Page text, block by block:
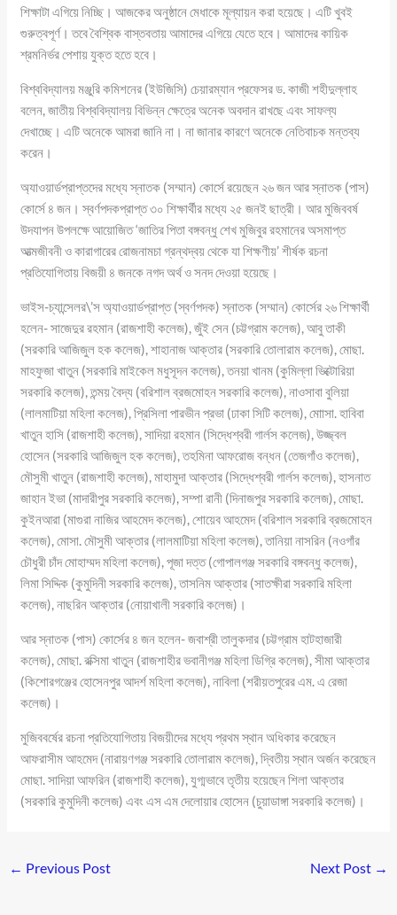
শিক্ষাটা এগিয়ে নিচ্ছি। আজকের অনুষ্ঠানে মেধাকে মূল্যায়ন করা হয়েছে। এটি খুবই
গুরুত্বপূর্ণ। তবে বৈশ্বিক বাস্তবতায় আমাদের এগিয়ে যেতে হবে। আমাদের কায়িক
শ্রমনির্ভর পেশায় যুক্ত হতে হবে।
বিশ্ববিদ্যালয় মঞ্জুরি কমিশনের (ইউজিসি) চেয়ারম্যান প্রফেসর ড. কাজী শহীদুল্লাহ
বলেন, জাতীয় বিশ্ববিদ্যালয় বিভিন্ন ক্ষেত্রে অনেক অবদান রাখছে এবং সাফল্য
দেখাচ্ছে। এটি অনেকে আমরা জানি না। না জানার কারণে অনেকে নেতিবাচক মন্তব্য
করেন।
অ্যাওয়ার্ডপ্রাপ্তদের মধ্যে স্নাতক (সম্মান) কোর্সে রয়েছেন ২৬ জন আর স্নাতক (পাস)
কোর্সে ৪ জন। স্বর্ণপদকপ্রাপ্ত ৩০ শিক্ষার্থীর মধ্যে ২৫ জনই ছাত্রী। আর মুজিববর্ষ
উদযাপন উপলক্ষে আয়োজিত ‘জাতির পিতা বঙ্গবন্ধু শেখ মুজিবুর রহমানের অসমাপ্ত
আত্মজীবনী ও কারাগারের রোজনামচা গ্রন্থদ্বয় থেকে যা শিক্ষণীয়’ শীর্ষক রচনা
প্রতিযোগিতায় বিজয়ী ৪ জনকে নগদ অর্থ ও সনদ দেওয়া হয়েছে।
ভাইস-চ্যান্সেলর\’স অ্যাওয়ার্ডপ্রাপ্ত (স্বর্ণপদক) স্নাতক (সম্মান) কোর্সের ২৬ শিক্ষার্থী
হলেন- সাজেদুর রহমান (রাজশাহী কলেজ), জুঁই সেন (চট্টগ্রাম কলেজ), আবু তাকী
(সরকারি আজিজুল হক কলেজ), শাহানাজ আক্তার (সরকারি তোলারাম কলেজ), মোছা.
মাহফুজা খাতুন (সরকারি মাইকেল মধুসূদন কলেজ), তনয়া খানম (কুমিল্লা ভিক্টোরিয়া
সরকারি কলেজ), তন্ময় বৈদ্য (বরিশাল ব্রজমোহন সরকারি কলেজ), নাওসাবা বুলিয়া
(লালমাটিয়া মহিলা কলেজ), প্রিসিলা পারভীন প্রভা (ঢাকা সিটি কলেজ), মোাসা. হাবিবা
খাতুন হাসি (রাজশাহী কলেজ), সাদিয়া রহমান (সিদ্ধেশ্বরী গার্লস কলেজ), উজ্জ্বল
হোসেন (সরকারি আজিজুল হক কলেজ), তহমিনা আফরোজ বন্ধন (তেজগাঁও কলেজ),
মৌসুমী খাতুন (রাজশাহী কলেজ), মাহামুদা আক্তার (সিদ্ধেশ্বরী গার্লস কলেজ), হাসনাত
জাহান ইভা (মাদারীপুর সরকারি কলেজ), সম্পা রানী (দিনাজপুর সরকারি কলেজ), মোছা.
কুইনআরা (মাগুরা নাজির আহমেদ কলেজ), শোয়েব আহমেদ (বরিশাল সরকারি ব্রজমোহন
কলেজ), মোসা. মৌসুমী আক্তার (লালমাটিয়া মহিলা কলেজ), তানিয়া নাসরিন (নওগাঁর
চৌধুরী চাঁদ মোহাম্মদ মহিলা কলেজ), পূজা দত্ত (গোপালগঞ্জ সরকারি বঙ্গবন্ধু কলেজ),
লিমা সিদ্দিক (কুমুদিনী সরকারি কলেজ), তাসনিম আক্তার (সাতক্ষীরা সরকারি মহিলা
কলেজ), নাছরিন আক্তার (নোয়াখালী সরকারি কলেজ)।
আর স্নাতক (পাস) কোর্সের ৪ জন হলেন- জবাশ্রী তালুকদার (চট্টগ্রাম হাটহাজারী
কলেজ), মোছা. রক্সিমা খাতুন (রাজশাহীর ভবানীগঞ্জ মহিলা ডিগ্রি কলেজ), সীমা আক্তার
(কিশোরগঞ্জের হোসেনপুর আদর্শ মহিলা কলেজ), নাবিলা (শরীয়তপুরের এম. এ রেজা
কলেজ)।
মুজিববর্ষের রচনা প্রতিযোগিতায় বিজয়ীদের মধ্যে প্রথম স্থান অধিকার করেছেন
আফরাসীম আহমেদ (নারায়ণগঞ্জ সরকারি তোলারাম কলেজ), দ্বিতীয় স্থান অর্জন করেছেন
মোছা. সাদিয়া আফরিন (রাজশাহী কলেজ), যুগ্মভাবে তৃতীয় হয়েছেন শিলা আক্তার
(সরকারি কুমুদিনী কলেজ) এবং এস এম দেলোয়ার হোসেন (চুয়াডাঙ্গা সরকারি কলেজ)।
← Previous Post Next Post →